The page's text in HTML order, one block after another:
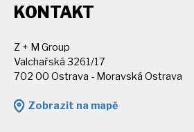
KONTAKT
Z + M Group
Valchařská 3261/17
702 00 Ostrava - Moravská Ostrava
Zobrazit na mapě